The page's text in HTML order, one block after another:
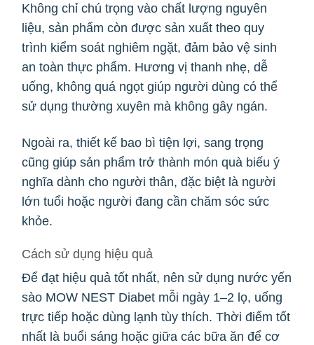
Không chỉ chú trọng vào chất lượng nguyên
liệu, sản phẩm còn được sản xuất theo quy
trình kiểm soát nghiêm ngặt, đảm bảo vệ sinh
an toàn thực phẩm. Hương vị thanh nhẹ, dễ
uống, không quá ngọt giúp người dùng có thể
sử dụng thường xuyên mà không gây ngán.
Ngoài ra, thiết kế bao bì tiện lợi, sang trọng
cũng giúp sản phẩm trở thành món quà biếu ý
nghĩa dành cho người thân, đặc biệt là người
lớn tuổi hoặc người đang cần chăm sóc sức
khỏe.
Cách sử dụng hiệu quả
Để đạt hiệu quả tốt nhất, nên sử dụng nước yến
sào MOW NEST Diabet mỗi ngày 1–2 lọ, uống
trực tiếp hoặc dùng lạnh tùy thích. Thời điểm tốt
nhất là buổi sáng hoặc giữa các bữa ăn để cơ